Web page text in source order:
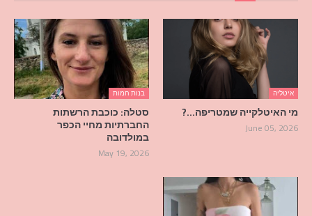
איטליה
מי האיטלקייה שמטריפה…?
June 05, 2026
בנות חמות
סטלה: כוכבת הרשתות
החברתיות מחיי הכפר
במולדובה
May 19, 2026